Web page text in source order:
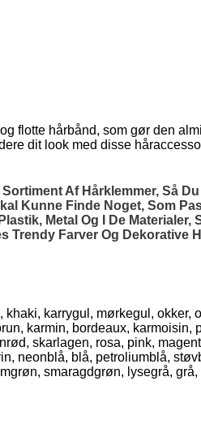
flotte hårbånd, som gør den
dit look med disse
Af Hårklemmer, Så
Kunne Finde Noget, Som
Metal Og I De
Trendy Farver Og Dekorative
karrygul, mørkegul, okker,
karmin, bordeaux, karmoisin,
skarlagen, rosa, pink,
neonblå, blå, petroliumblå,
smaragdgrøn, lysegrå, grå,